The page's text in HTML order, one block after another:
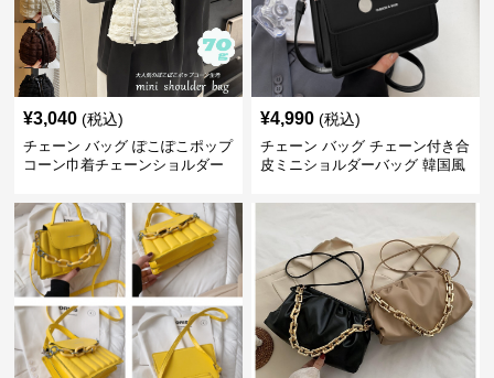
¥3,040 (税込)
チェーン バッグ ぽこぽこポップ
コーン巾着チェーンショルダー
¥4,990 (税込)
チェーン バッグ チェーン付き合
皮ミニショルダーバッグ 韓国風